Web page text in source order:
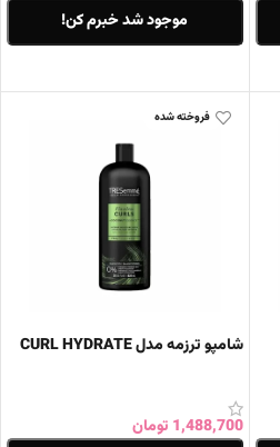
موجود شد خبرم کن!
فروخته شده
شامپو ترزمه مدل CURL HYDRATE
1,488,700 تومان